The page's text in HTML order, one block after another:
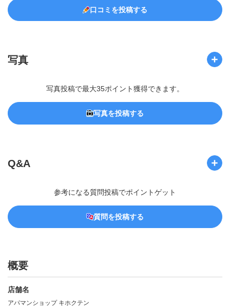
口コミを投稿する
写真
写真投稿で最大35ポイント獲得できます。
写真を投稿する
Q&A
参考になる質問投稿でポイントゲット
質問を投稿する
概要
店舗名
アパマンショップ キホクテン